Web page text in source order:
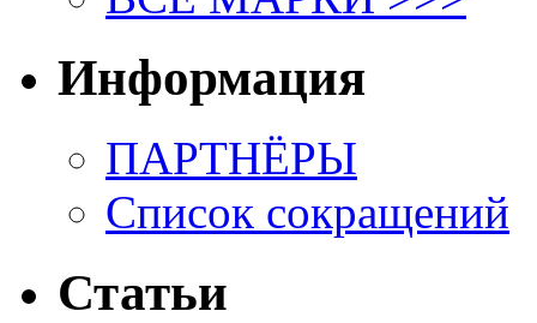
Информация
ПАРТНЁРЫ
Список сокращений
Статьи